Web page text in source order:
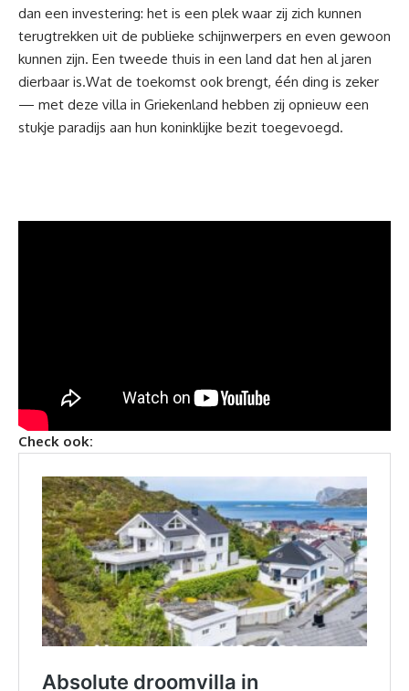
dan een investering: het is een plek waar zij zich kunnen
terugtrekken uit de publieke schijnwerpers en even gewoon
kunnen zijn. Een tweede thuis in een land dat hen al jaren
dierbaar is.Wat de toekomst ook brengt, één ding is zeker
— met deze villa in Griekenland hebben zij opnieuw een
stukje paradijs aan hun koninklijke bezit toegevoegd.
Check ook: